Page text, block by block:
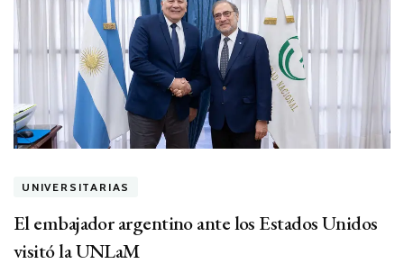
UNIVERSITARIAS
El embajador argentino ante los Estados Unidos
visitó la UNLaM